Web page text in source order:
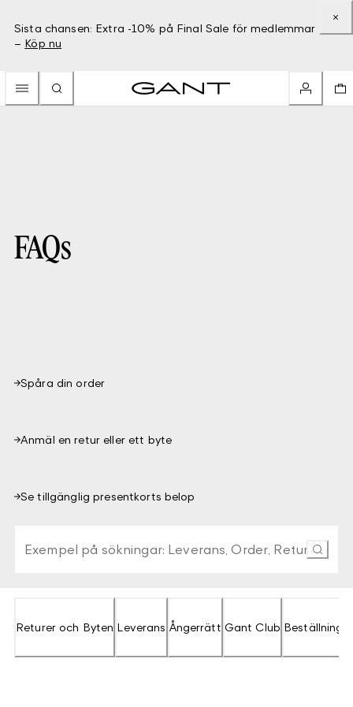
Sista chansen: Extra -10% på Final Sale för medlemmar
– Köp nu
FAQs
Spåra din order
Anmäl en retur eller ett byte
Se tillgänglig presentkorts belop
Returer och Byten Leverans Ångerrätt Gant Club Beställning